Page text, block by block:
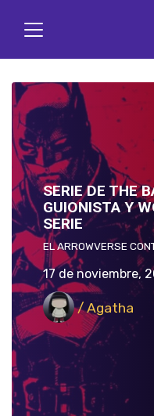
SERIE DE THE
GUIONISTA Y
SERIE
EL ARROWVERSE
17 de noviembre,
/ Agatha